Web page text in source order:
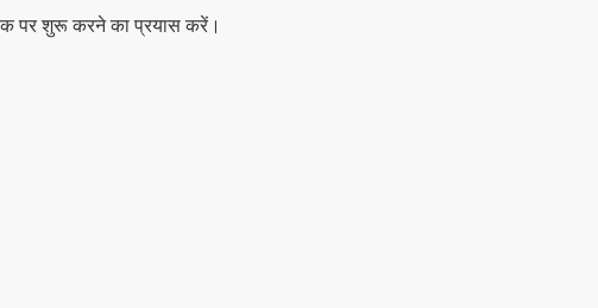
पर शुरू करने का प्रयास करें।